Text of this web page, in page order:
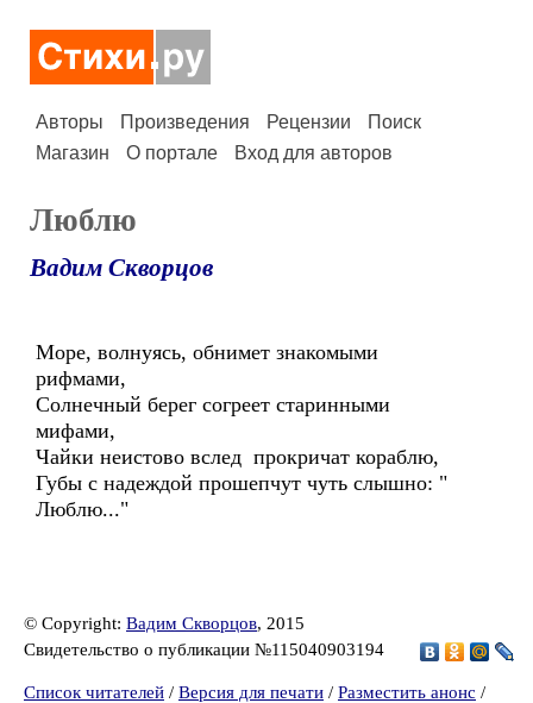
Авторы Произведения Рецензии
Поиск
Магазин
О портале Вход для авторов
Люблю
Вадим Скворцов
Море, волнуясь, обнимет знакомыми
рифмами,
Солнечный берег согреет старинными
мифами,
Чайки неистово вслед прокричат кораблю,
Губы с надеждой прошепчут чуть слышно: "
Люблю..."
© Copyright: Вадим Скворцов, 2015
Свидетельство о публикации №115040903194
Список читателей / Версия для печати / Разместить анонс /